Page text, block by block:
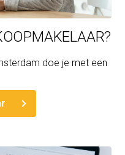
doe je met een